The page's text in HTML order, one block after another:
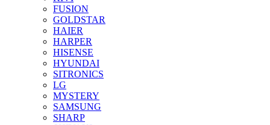
FUSION
GOLDSTAR
HAIER
HARPER
HISENSE
HYUNDAI
SITRONICS
LG
MYSTERY
SAMSUNG
SHARP